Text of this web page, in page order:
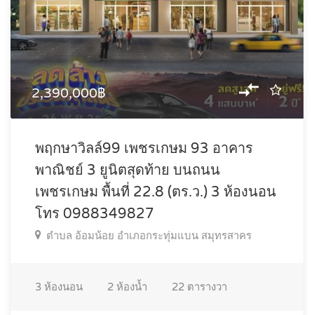
2,390,000฿
พฤกษาวิลล์99 เพชรเกษม 93 อาคาร
พาณิชย์ 3 ยูนิตสุดท้าย บนถนน
เพชรเกษม พื้นที่ 22.8 (ตร.ว.) 3 ห้องนอน
โทร 0988349827
ตำบล อ้อมน้อย อำเภอกระทุ่มแบน สมุทรสาคร
3 ห้องนอน 2 ห้องน้ำ 22 ตารางวา